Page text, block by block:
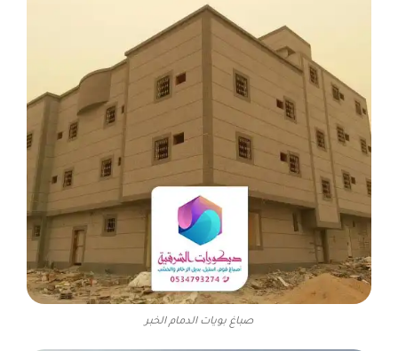
صباغ بويات الدمام الخبر